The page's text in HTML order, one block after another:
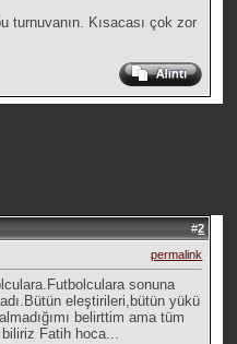
turnuvanın. Kısacası çok zor
#2
permalink
sonuna
eleştirileri,bütün yükü
belirttim ama tüm
Fatih hoca...